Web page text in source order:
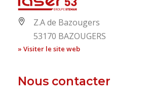
Z.A de Bazougers
53170 BAZOUGERS
» Visiter le site web
Nous contacter